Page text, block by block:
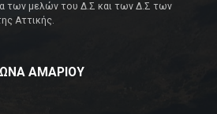
των μελών του Δ.Σ και των Δ.Σ των
Αττικής.
ΑΜΑΡΙΟΥ